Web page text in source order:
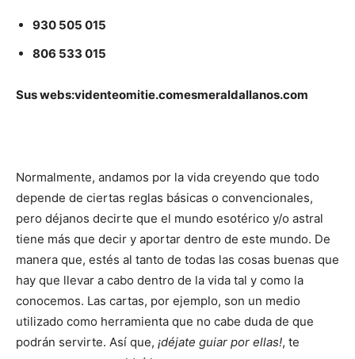
930 505 015
806 533 015
Sus webs:videnteomitie.comesmeraldallanos.com
Normalmente, andamos por la vida creyendo que todo
depende de ciertas reglas básicas o convencionales,
pero déjanos decirte que el mundo esotérico y/o astral
tiene más que decir y aportar dentro de este mundo. De
manera que, estés al tanto de todas las cosas buenas que
hay que llevar a cabo dentro de la vida tal y como la
conocemos. Las cartas, por ejemplo, son un medio
utilizado como herramienta que no cabe duda de que
podrán servirte. Así que, ¡déjate guiar por ellas!, te